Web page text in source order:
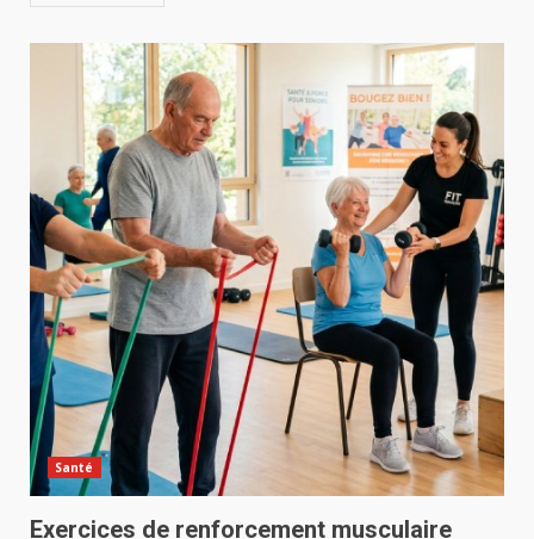
Santé
Exercices de renforcement musculaire